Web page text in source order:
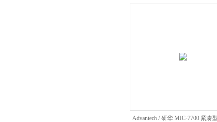
Advantech / 研华 MIC-7700 紧凑